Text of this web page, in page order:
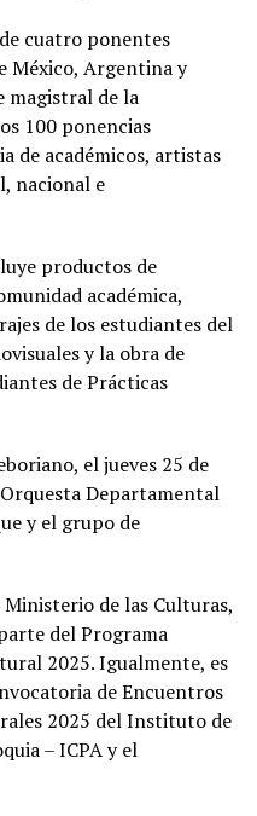
cuatro ponentes
México, Argentina y
magistral de la
100 ponencias
de académicos, artistas
nacional e
productos de
académica,
de los estudiantes del
y la obra de
de Prácticas
el jueves 25 de
Departamental
y el grupo de
de las Culturas,
del Programa
2025. Igualmente, es
de Encuentros
2025 del Instituto de
– ICPA y el